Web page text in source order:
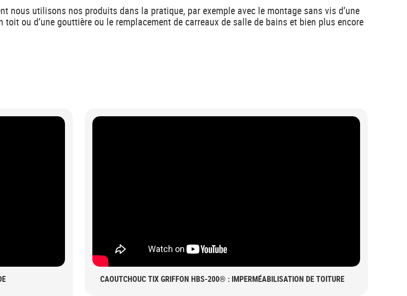
nous utilisons nos produits dans la pratique, par exemple avec le montage sans vis d’une
toit ou d’une gouttière ou le remplacement de carreaux de salle de bains et bien plus encore
CAOUTCHOUC TIX GRIFFON HBS-200® : IMPERMÉABILISATION DE TOITURE